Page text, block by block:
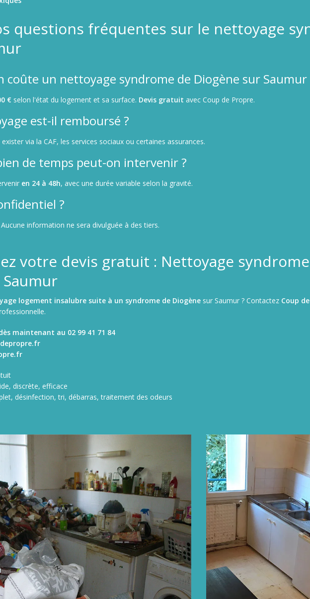
questions fréquentes sur le nettoyage
coûte un nettoyage syndrome de Diogène sur Saumur
€ selon l'état du logement et sa surface. Devis gratuit avec Coup de Propre.
est-il remboursé ?
via la CAF, les services sociaux ou certaines assurances.
de temps peut-on intervenir ?
en 24 à 48h, avec une durée variable selon la gravité.
?
Aucune information ne sera divulguée à des tiers.
votre devis gratuit : Nettoyage
logement insalubre suite à un syndrome de Diogène sur Saumur ? Contactez Coup
maintenant au 02 99 41 71 84
discrète, efficace
désinfection, tri, débarras, traitement des odeurs